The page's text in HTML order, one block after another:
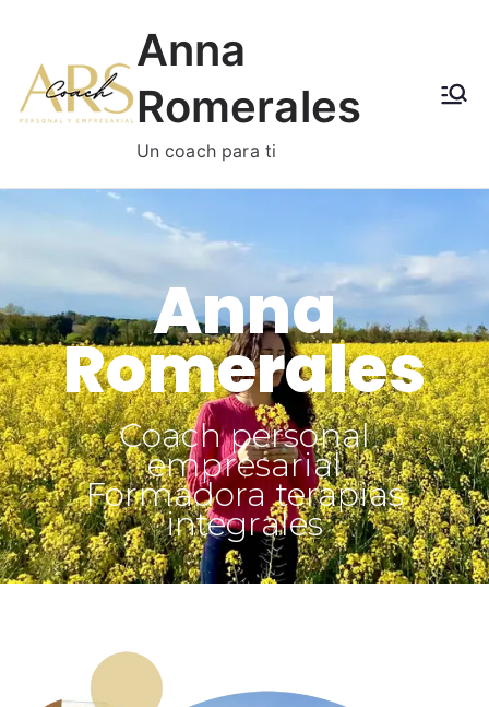
Anna
Romerales
Un coach para ti
Anna
Romerales
Coach personal
empresarial
Formadora terapias
integrales